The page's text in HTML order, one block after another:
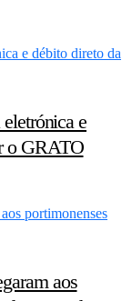
e
o GRATO
aos